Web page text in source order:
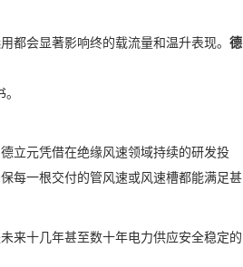
都会显著影响终的载流量和温升表现。 德
立元凭借在绝缘风速领域持续的研发投
每一根交付的管风速或风速槽都能满足甚
来十几年甚至数十年电力供应安全稳定的